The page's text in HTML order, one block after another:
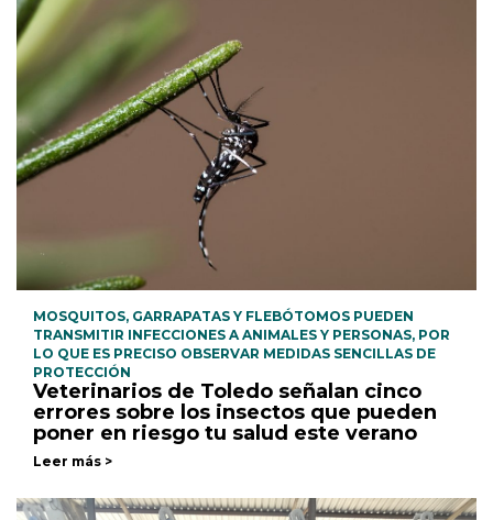
MOSQUITOS, GARRAPATAS Y FLEBÓTOMOS PUEDEN
TRANSMITIR INFECCIONES A ANIMALES Y PERSONAS, POR
LO QUE ES PRECISO OBSERVAR MEDIDAS SENCILLAS DE
PROTECCIÓN
Veterinarios de Toledo señalan cinco
errores sobre los insectos que pueden
poner en riesgo tu salud este verano
Leer más >